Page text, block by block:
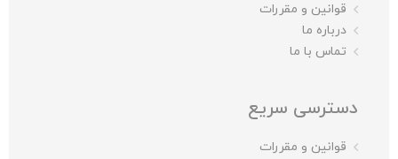
قوانین و مقررات
درباره ما
تماس با ما
دسترسی سریع
قوانین و مقررات